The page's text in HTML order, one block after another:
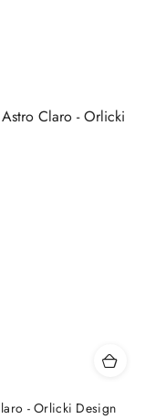
- Orlicki Design